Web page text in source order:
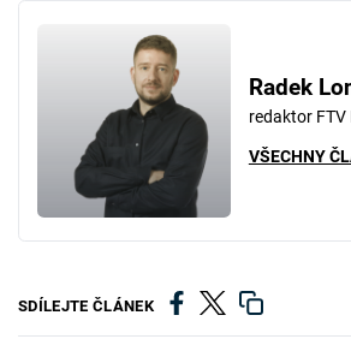
Radek
redaktor FTV
VŠECHNY
SDÍLEJTE ČLÁNEK